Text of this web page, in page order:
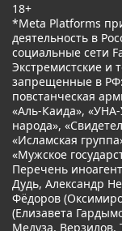
18+
*Meta Platforms
деятельность в
социальные сети
Экстремистские и
запрещенные в РФ:
повстанческая
«Аль-Каида»,
народа»,
«Исламская
«Мужское
Перечень
Дудь, Александр
Фёдоров
(Елизавета
Медуза, Верзилов,